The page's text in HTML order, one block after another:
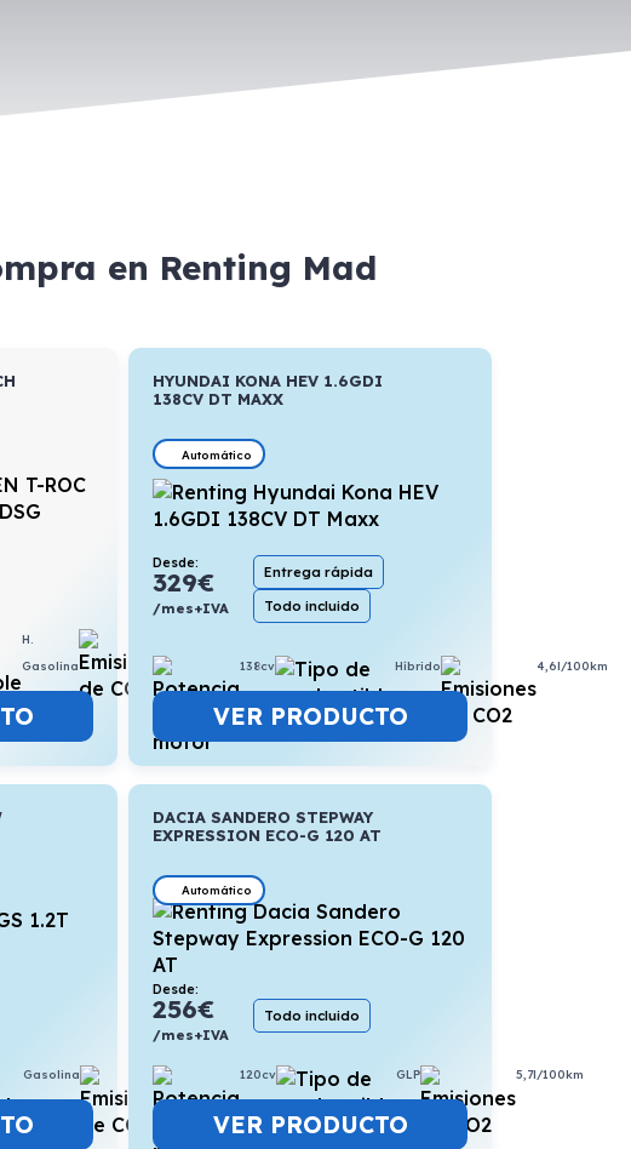
en Renting Mad
H.
Gasolina
HYUNDAI KONA HEV 1.6GDI
138CV DT MAXX
Automático
Desde:
329€
/mes+IVA
Entrega rápida
Todo incluido
138cv Híbrido 4,6l/100km
VER PRODUCTO
Gasolina 5,7l/100km
DACIA SANDERO STEPWAY
EXPRESSION ECO-G 120 AT
Automático
Desde:
256€
/mes+IVA
Todo incluido
120cv GLP 5,7l/100km
VER PRODUCTO